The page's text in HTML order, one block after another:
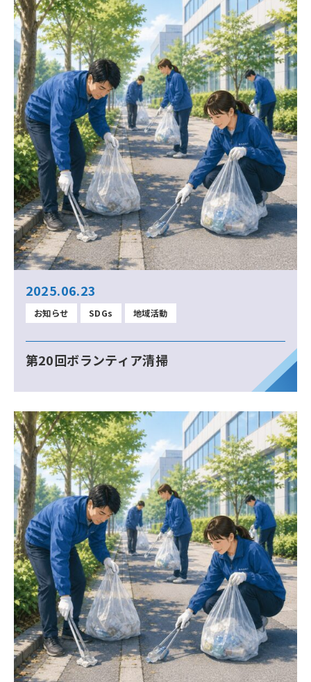
2025.06.23
お知らせ SDGs 地域活動
第20回ボランティア清掃